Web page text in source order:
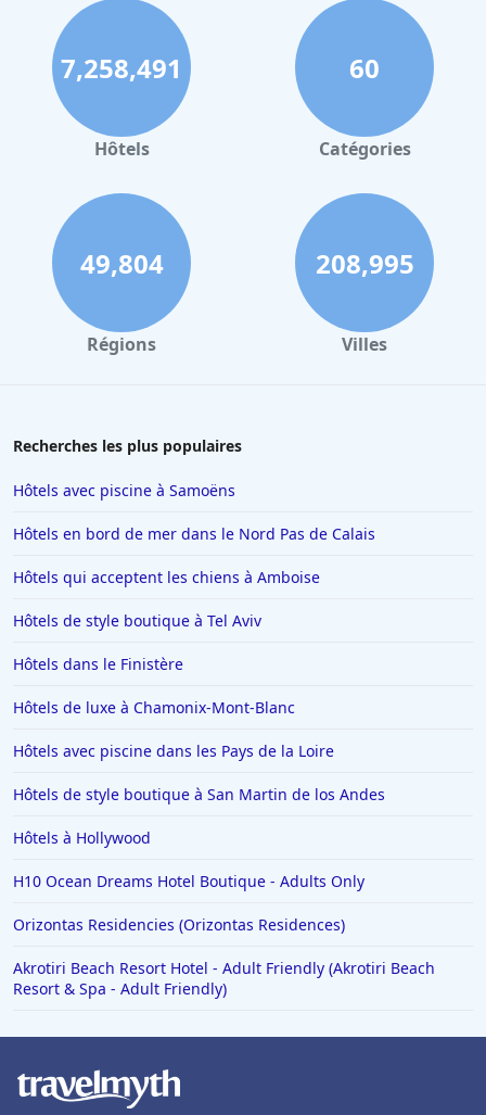
7,258,491
Hôtels
60
Catégories
49,804
Régions
208,995
Villes
Recherches les plus populaires
Hôtels avec piscine à Samoëns
Hôtels en bord de mer dans le Nord Pas de Calais
Hôtels qui acceptent les chiens à Amboise
Hôtels de style boutique à Tel Aviv
Hôtels dans le Finistère
Hôtels de luxe à Chamonix-Mont-Blanc
Hôtels avec piscine dans les Pays de la Loire
Hôtels de style boutique à San Martin de los Andes
Hôtels à Hollywood
H10 Ocean Dreams Hotel Boutique - Adults Only
Orizontas Residencies (Orizontas Residences)
Akrotiri Beach Resort Hotel - Adult Friendly (Akrotiri Beach
Resort & Spa - Adult Friendly)